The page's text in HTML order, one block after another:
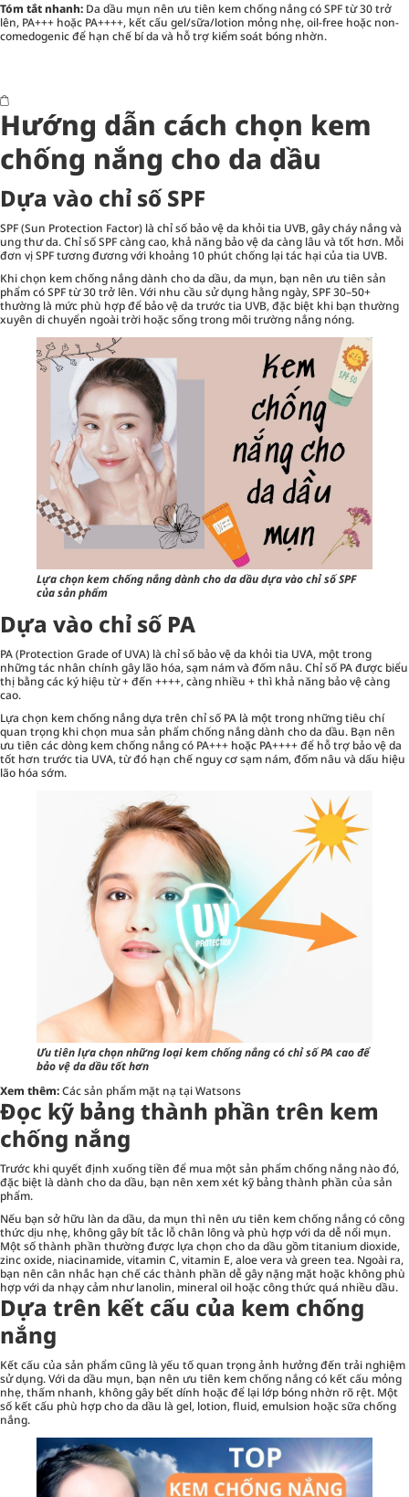
Tóm tắt nhanh: Da dầu mụn nên ưu tiên kem chống nắng có SPF từ 30 trở
lên, PA+++ hoặc PA++++, kết cấu gel/sữa/lotion mỏng nhẹ, oil-free hoặc non-
comedogenic để hạn chế bí da và hỗ trợ kiểm soát bóng nhờn.
Hướng dẫn cách chọn kem
chống nắng cho da dầu
Dựa vào chỉ số SPF
SPF (Sun Protection Factor) là chỉ số bảo vệ da khỏi tia UVB, gây cháy nắng và
ung thư da. Chỉ số SPF càng cao, khả năng bảo vệ da càng lâu và tốt hơn. Mỗi
đơn vị SPF tương đương với khoảng 10 phút chống lại tác hại của tia UVB.
Khi chọn kem chống nắngdành cho da dầu, da mụn, bạn nên ưu tiên sản
phẩm có SPF từ 30 trở lên. Với nhu cầu sử dụng hằng ngày, SPF 30–50+
thường là mức phù hợp để bảo vệ da trước tia UVB, đặc biệt khi bạn thường
xuyên di chuyển ngoài trời hoặc sống trong môi trường nắng nóng.
Lựa chọn kem chống nắng dành cho da dầu dựa vào chỉ số SPF
của sản phẩm
Dựa vào chỉ số PA
PA (Protection Grade of UVA) là chỉ số bảo vệ da khỏi tia UVA, một trong
những tác nhân chính gây lão hóa, sạm nám và đốm nâu. Chỉ số PA được biểu
thị bằng các ký hiệu từ + đến ++++, càng nhiều + thì khả năng bảo vệ càng
cao.
Lựa chọn kem chống nắng dựa trên chỉ số PA là một trong những tiêu chí
quan trọng khi chọn mua sản phẩm chống nắng dành cho da dầu. Bạn nên
ưu tiên các dòng kem chống nắng có PA+++ hoặc PA++++ để hỗ trợ bảo vệ da
tốt hơn trước tia UVA, từ đó hạn chế nguy cơ sạm nám, đốm nâu và dấu hiệu
lão hóa sớm.
Ưu tiên lựa chọn những loại kem chống nắng có chỉ số PA cao để
bảo vệ da dầu tốt hơn
Xem thêm:Các sản phẩm mặt nạ tại Watsons
Đọc kỹ bảng thành phần trên kem
chống nắng
Trước khi quyết định xuống tiền để mua một sản phẩm chống nắng nào đó,
đặc biệt là dành cho da dầu, bạn nên xem xét kỹ bảng thành phần của sản
phẩm.
Nếu bạn sở hữu làn da dầu, da mụn thì nên ưu tiên kem chống nắng có công
thức dịu nhẹ, không gây bít tắc lỗ chân lông và phù hợp với da dễ nổi mụn.
Một số thành phần thường được lựa chọn cho da dầu gồm titanium dioxide,
zinc oxide, niacinamide, vitamin C, vitamin E, aloe vera và green tea. Ngoài ra,
bạn nên cân nhắc hạn chế các thành phần dễ gây nặng mặt hoặc không phù
hợp với da nhạy cảm như lanolin, mineral oil hoặc công thức quá nhiều dầu.
Dựa trên kết cấu của kem chống
nắng
Kết cấu của sản phẩm cũng là yếu tố quan trọng ảnh hưởng đến trải nghiệm
sử dụng. Với da dầu mụn, bạn nên ưu tiên kem chống nắng có kết cấu mỏng
nhẹ, thấm nhanh, không gây bết dính hoặc để lại lớp bóng nhờn rõ rệt. Một
số kết cấu phù hợp cho da dầu là gel, lotion, fluid, emulsion hoặc sữa chống
nắng.